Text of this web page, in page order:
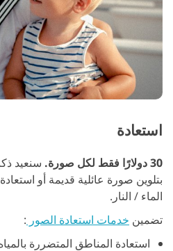
استعادة
30 دولارًا فقط لكل صورة.
سنعيد
بتلوين صورة عائلية قديمة أو
الماء / النار.
تضمين خدمات استعادة الصور :
استعادة المناطق المتضررة